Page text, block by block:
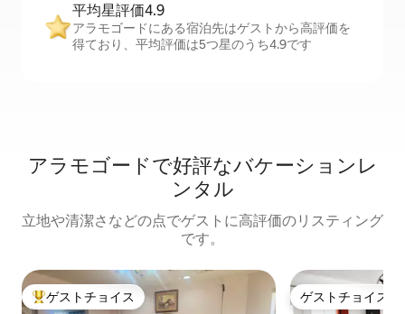
平均星評価4.9
アラモゴードにある宿泊先はゲストから高評価を
得ており、平均評価は5つ星のうち4.9です
アラモゴードで好評なバケーションレ
ンタル
立地や清潔さなどの点でゲストに高評価のリスティング
です。
大好評のゲストチョイスです。
ゲストチョイス ゲストチョイス
ゲストチョイス